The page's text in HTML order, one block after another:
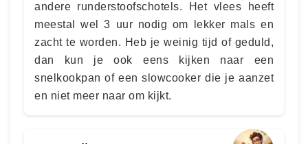
andere runderstoofschotels. Het vlees heeft
meestal wel 3 uur nodig om lekker mals en
zacht te worden. Heb je weinig tijd of geduld,
dan kun je ook eens kijken naar een
snelkookpan of een slowcooker die je aanzet
en niet meer naar om kijkt.